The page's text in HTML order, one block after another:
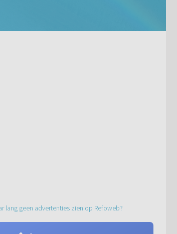
lang geen advertenties zien op Refoweb?